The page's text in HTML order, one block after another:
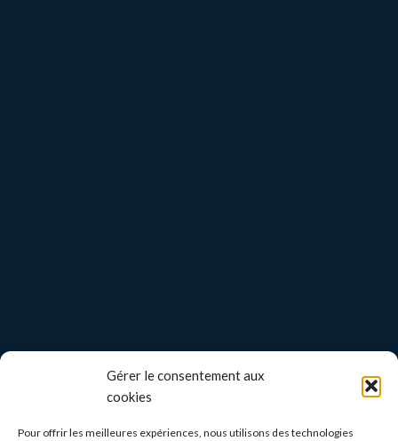
Gérer le consentement aux
cookies
Pour offrir les meilleures expériences, nous utilisons des technologies